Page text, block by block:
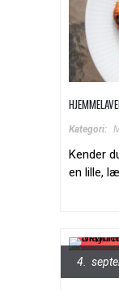
Kategori:
Kender
en lille,
4.